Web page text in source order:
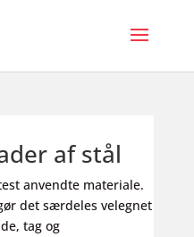
af stål
anvendte materiale.
det særdeles velegnet
tag og